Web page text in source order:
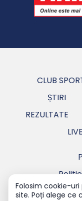
CLUB
ȘTIRI
REZULTATE
Copyright
Folosim cookie-
site. Poți alege ce